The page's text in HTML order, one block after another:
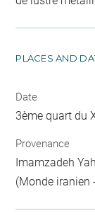
PLACES AND
Date
3ème quart du
Provenance
Imamzadeh
(Monde iranien